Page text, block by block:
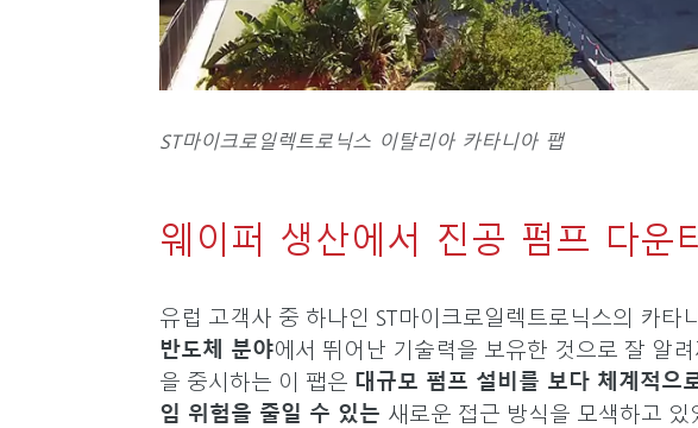
ST마이크로일렉트로닉스 이탈리아 카타니아 팹
웨이퍼 생산에서 진공 펌프 다운
유럽 고객사 중 하나인 ST마이크로일렉트로닉스의 카타
반도체 분야에서 뛰어난 기술력을 보유한 것으로 잘 알
을 중시하는 이 팹은 대규모 펌프 설비를 보다 체계적으
임 위험을 줄일 수 있는 새로운 접근 방식을 모색하고 있